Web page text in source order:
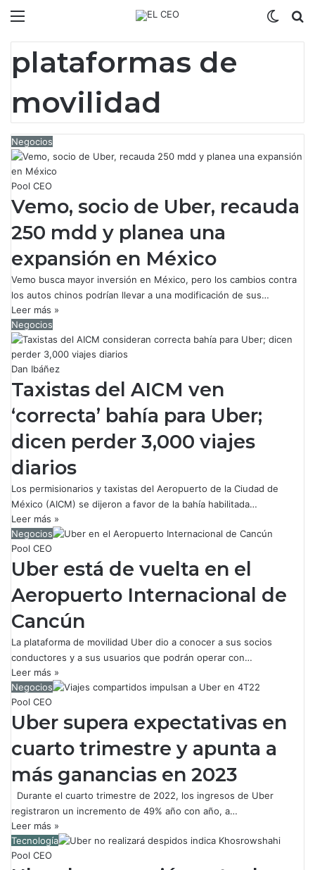
plataformas de
movilidad
Negocios
Pool CEO
Vemo, socio de Uber, recauda
250 mdd y planea una
expansión en México
Vemo busca mayor inversión en México, pero los cambios contra
los autos chinos podrían llevar a una modificación de sus…
Leer más »
Negocios
Dan Ibáñez
Taxistas del AICM ven
‘correcta’ bahía para Uber;
dicen perder 3,000 viajes
diarios
Los permisionarios y taxistas del Aeropuerto de la Ciudad de
México (AICM) se dijeron a favor de la bahía habilitada…
Leer más »
Negocios
Pool CEO
Uber está de vuelta en el
Aeropuerto Internacional de
Cancún
La plataforma de movilidad Uber dio a conocer a sus socios
conductores y a sus usuarios que podrán operar con…
Leer más »
Negocios
Pool CEO
Uber supera expectativas en
cuarto trimestre y apunta a
más ganancias en 2023
Durante el cuarto trimestre de 2022, los ingresos de Uber
registraron un incremento de 49% año con año, a…
Leer más »
Tecnología
Pool CEO